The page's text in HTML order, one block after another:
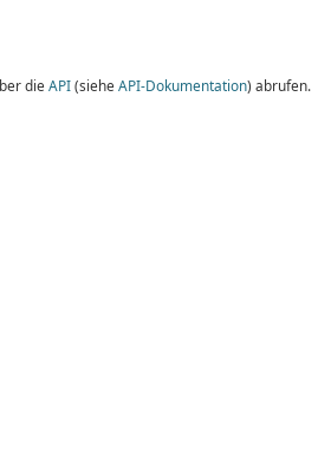
die API(siehe API-Dokumentation) abrufen.